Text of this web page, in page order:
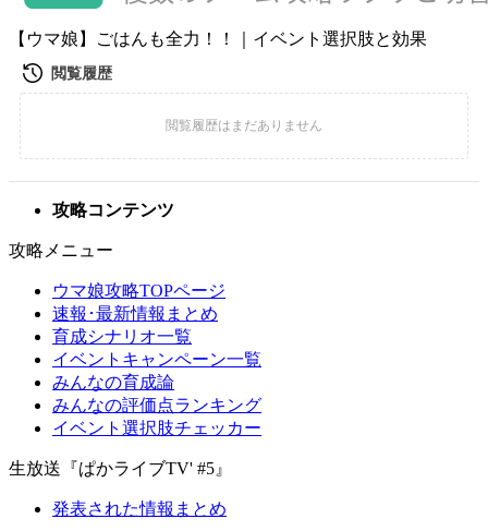
【ウマ娘】ごはんも全力！！｜イベント選択肢と効果
攻略コンテンツ
攻略メニュー
ウマ娘攻略TOPページ
速報･最新情報まとめ
育成シナリオ一覧
イベントキャンペーン一覧
みんなの育成論
みんなの評価点ランキング
イベント選択肢チェッカー
生放送『ぱかライブTV' #5』
発表された情報まとめ